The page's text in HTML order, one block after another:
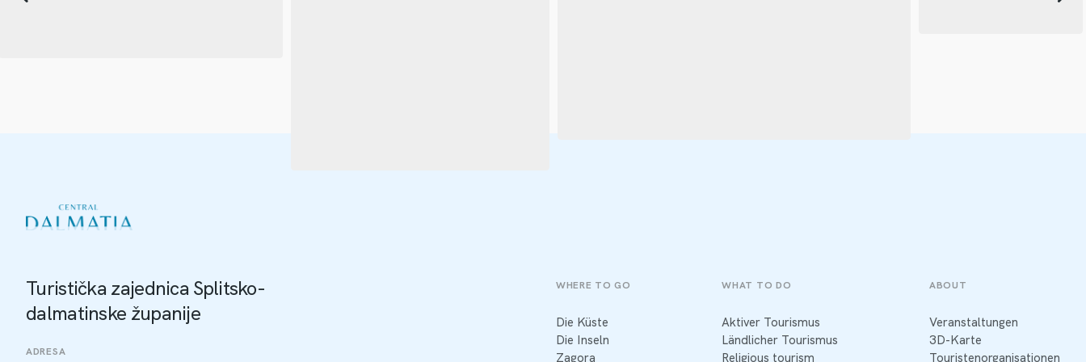
Turistička zajednica Splitsko-
dalmatinske županije
ADRESA
WHERE TO GO
Die Küste
Die Inseln
Zagora
WHAT TO DO
Aktiver Tourismus
Ländlicher Tourismus
Religious tourism
ABOUT
Veranstaltungen
3D-Karte
Touristenorganisationen